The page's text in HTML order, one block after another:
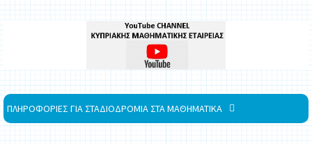
ΠΛΗΡΟΦΟΡΙΕΣ ΓΙΑ ΣΤΑΔΙΟΔΡΟΜΙΑ ΣΤΑ ΜΑΘΗΜΑΤΙΚΑ